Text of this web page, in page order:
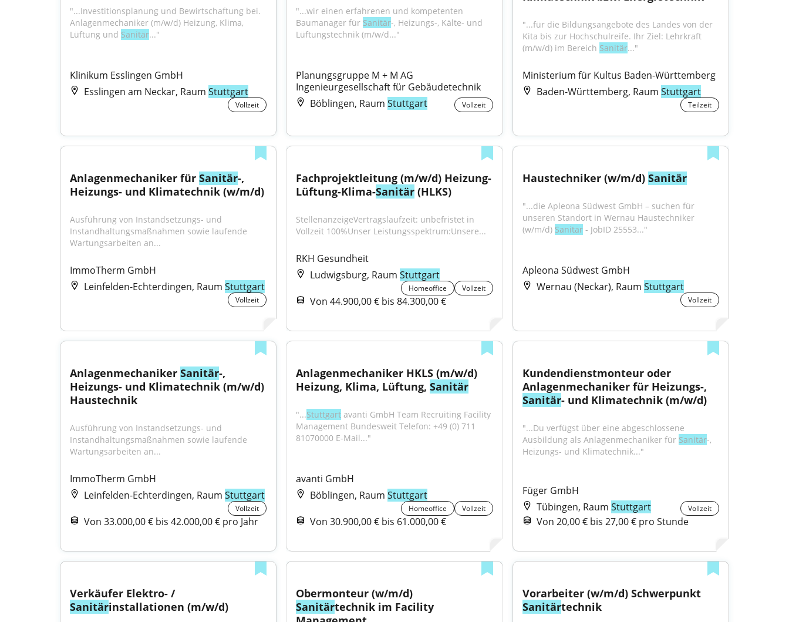
"...Investitionsplanung und Bewirtschaftung bei.
Anlagenmechaniker (m/w/d) Heizung, Klima,
Lüftung und Sanitär..."
Klinikum Esslingen GmbH
Esslingen am Neckar, Raum Stuttgart
Vollzeit
"...wir einen erfahrenen und kompetenten
Baumanager für Sanitär-, Heizungs-, Kälte- und
Lüftungstechnik (m/w/d..."
Planungsgruppe M + M AG
Ingenieurgesellschaft für Gebäudetechnik
Böblingen, RaumStuttgart Vollzeit
"...für die Bildungsangebote des Landes von der
Kita bis zur Hochschulreife. Ihr Ziel: Lehrkraft
(m/w/d) im Bereich Sanitär..."
Ministerium für Kultus Baden-Württemberg
Baden-Württemberg, Raum Stuttgart
Teilzeit
Anlagenmechaniker für Sanitär-,
Heizungs- und Klimatechnik (w/m/d)
Ausführung von Instandsetzungs- und
Instandhaltungsmaßnahmen sowie laufende
Wartungsarbeiten an...
ImmoTherm GmbH
Leinfelden-Echterdingen, Raum Stuttgart
Vollzeit
Fachprojektleitung (m/w/d) Heizung-
Lüftung-Klima-Sanitär (HLKS)
StellenanzeigeVertragslaufzeit: unbefristet in
Vollzeit 100%Unser Leistungsspektrum:Unsere...
RKH Gesundheit
Ludwigsburg, RaumStuttgart
Homeoffice Vollzeit
Von 44.900,00 € bis 84.300,00 €
Haustechniker (w/m/d) Sanitär
"...die Apleona Südwest GmbH – suchen für
unseren Standort in Wernau Haustechniker
(w/m/d) Sanitär - JobID 25553..."
Apleona Südwest GmbH
Wernau (Neckar), Raum Stuttgart
Vollzeit
Anlagenmechaniker Sanitär-,
Heizungs- und Klimatechnik (m/w/d)
Haustechnik
Ausführung von Instandsetzungs- und
Instandhaltungsmaßnahmen sowie laufende
Wartungsarbeiten an...
ImmoTherm GmbH
Leinfelden-Echterdingen, Raum Stuttgart
Vollzeit
Von 33.000,00 € bis 42.000,00 € pro Jahr
Anlagenmechaniker HKLS (m/w/d)
Heizung, Klima, Lüftung, Sanitär
"...Stuttgart avanti GmbH Team Recruiting Facility
Management Bundesweit Telefon: +49 (0) 711
81070000 E-Mail..."
avanti GmbH
Böblingen, RaumStuttgart
Homeoffice Vollzeit
Von 30.900,00 € bis 61.000,00 €
Kundendienstmonteur oder
Sanitär- und Klimatechnik (m/w/d)
"...Du verfügst über eine abgeschlossene
Ausbildung als Anlagenmechaniker für Sanitär-,
Heizungs- und Klimatechnik..."
Füger GmbH
Tübingen, Raum Stuttgart Vollzeit
Von 20,00 € bis 27,00 € pro Stunde
Verkäufer Elektro- /
Sanitärinstallationen (m/w/d)
Sanitärtechnik im Facility
Vorarbeiter (w/m/d) Schwerpunkt
Sanitärtechnik